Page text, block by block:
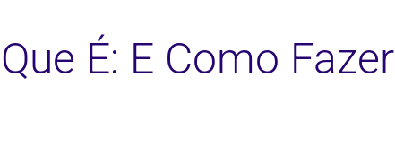
É: E Como Fazer